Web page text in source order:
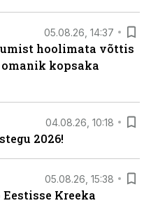
05.08.26, 14:37
hoolimata võttis
kopsaka
04.08.26, 10:18
2026!
05.08.26, 15:38
Kreeka